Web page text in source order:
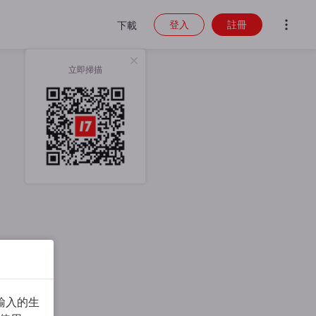
下載
立即掃描
登入 註冊
入的生